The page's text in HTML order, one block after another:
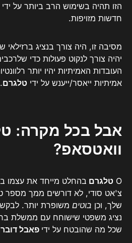
הזו תהיה בשימוש הרב ביותר על
חדשות מזויפות.
מסיבה זו, היה צורך בנציג ברזילאי
יהיה צורך לנקוט פעולות כדי
העובדות האמיתיות יהיו יותר
אמיתיות ייאסר/ייענש על ידי טלגרם.
אבל בכל מקרה:
וואטסאפ?
O טלגרם בהחלט מייחד את עצמו
צ'אט סודי, לא דורשים ממך מספר
שלך, וכן בוטים משופרת יותר.
נציג משפטי שישוחח עם ממשלת
שכל מה שהובטח על ידי פאבל